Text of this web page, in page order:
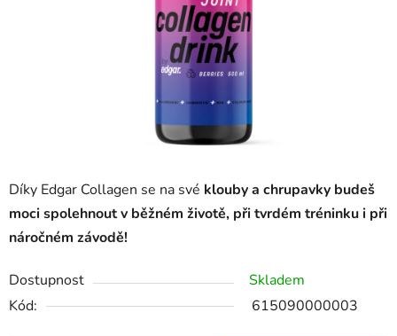
Díky Edgar Collagen se na své klouby a chrupavky budeš
moci spolehnout v běžném životě, při tvrdém tréninku i při
náročném závodě!
Dostupnost
Skladem
Kód:
615090000003